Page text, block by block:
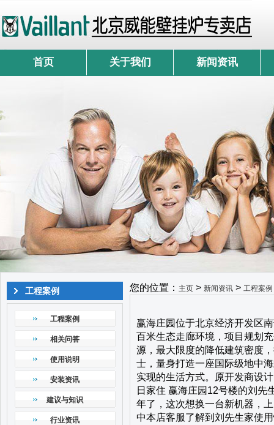
首页 关于我们 新闻资讯
工程案例
工程案例
相关问答
使用说明
安装资讯
建议与知识
行业资讯
您的位置： 主页 > 新闻资讯 > 工程案例
赢海庄园位于北京经济开发区
百米生态走廊环境，项目规划
源，最大限度的降低建筑密度
士，量身打造一座国际级地中
实现的生活方式。原开发商设
日家住 赢海庄园12号楼的刘先
年了，这次想换一台新机器，
中本店客服了解到刘先生家使